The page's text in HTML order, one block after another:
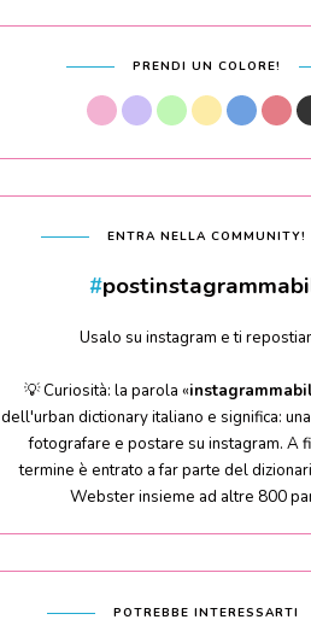
PRENDI UN COLORE!
ENTRA NELLA COMMUNITY!
#
Usalo su instagram e ti
💡 Curiosità: la parola «
dell'urban dictionary italiano e significa:
fotografare e postare su instagram. A
termine è entrato a far parte del
Webster insieme ad altre 800
POTREBBE INTERESSARTI